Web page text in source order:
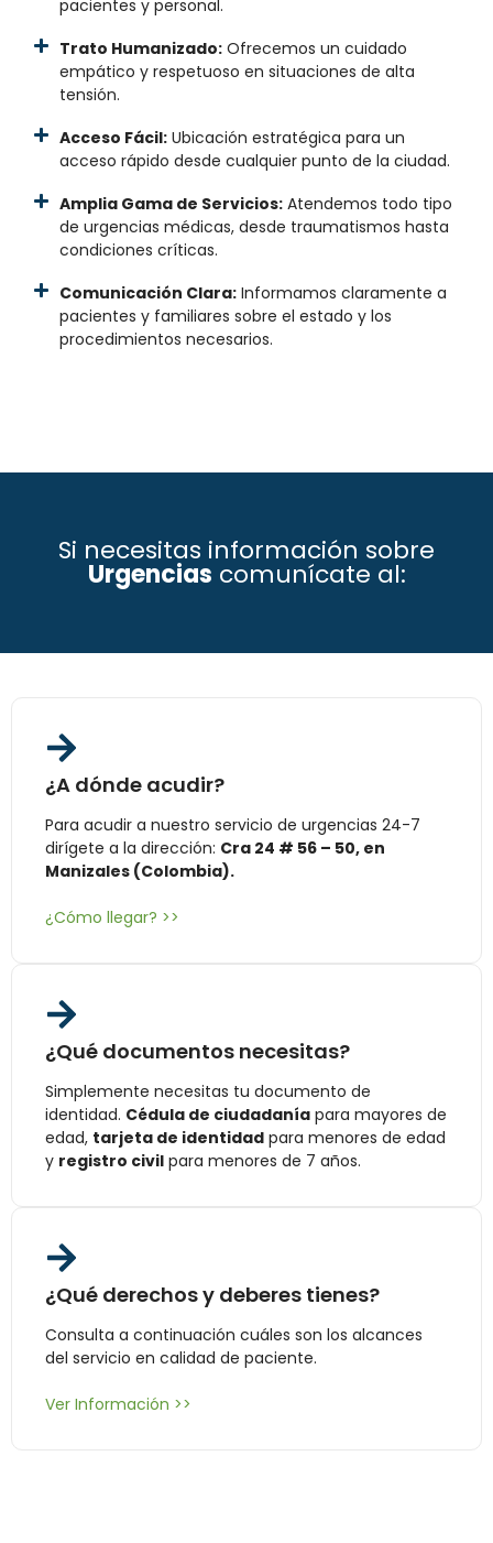
pacientes y personal.
Trato Humanizado:Ofrecemos un cuidado
empático y respetuoso en situaciones de alta
tensión.
Acceso Fácil:Ubicación estratégica para un
acceso rápido desde cualquier punto de la ciudad.
Amplia Gama de Servicios:Atendemos todo tipo
de urgencias médicas, desde traumatismos hasta
condiciones críticas.
Comunicación Clara:Informamos claramente a
pacientes y familiares sobre el estado y los
procedimientos necesarios.
Si necesitas información sobre
Urgencias comunícate al:
¿A dónde acudir?
Para acudir a nuestro servicio de urgencias 24-7
dirígete a la dirección: Cra 24 # 56 – 50, en
Manizales (Colombia).
¿Cómo llegar? >>
¿Qué documentos necesitas?
Simplemente necesitas tu documento de
identidad. Cédula de ciudadanía para mayores de
edad, tarjeta de identidad para menores de edad
y registro civil para menores de 7 años.
¿Qué derechos y deberes tienes?
Consulta a continuación cuáles son los alcances
del servicio en calidad de paciente.
Ver Información >>